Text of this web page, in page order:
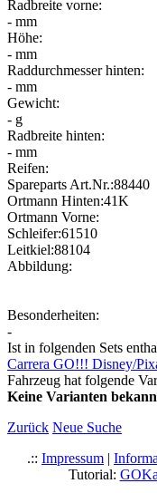
Radbreite vorne:
- mm
Höhe:
- mm
Raddurchmesser hinten:
- mm
Gewicht:
- g
Radbreite hinten:
- mm
Reifen:
Spareparts Art.Nr.:88440
Ortmann Hinten:41K
Ortmann Vorne:
Schleifer:61510
Leitkiel:88104
Abbildung:
Besonderheiten:
-
Ist in folgenden Sets
Carrera GO!!! Disney/
Fahrzeug hat folgende
Keine Varianten
Zurück Neue Suche
.:: Impressum |
Tutorial: